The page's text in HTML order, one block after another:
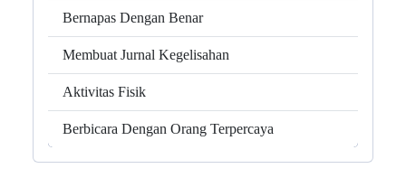
Bernapas Dengan Benar
Membuat Jurnal Kegelisahan
Aktivitas Fisik
Berbicara Dengan Orang Terpercaya